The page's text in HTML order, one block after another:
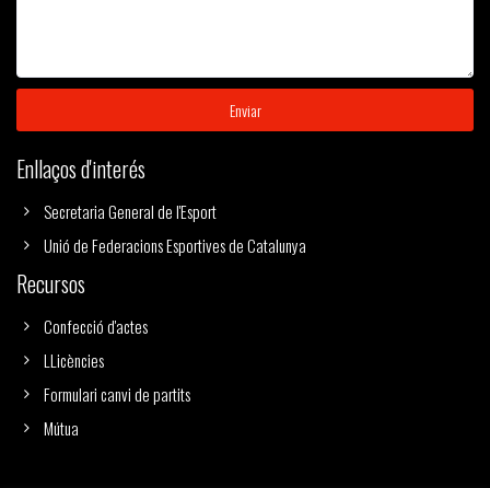
Enviar
Enllaços d'interés
Secretaria General de l'Esport
Unió de Federacions Esportives de Catalunya
Recursos
Confecció d'actes
LLicències
Formulari canvi de partits
Mútua